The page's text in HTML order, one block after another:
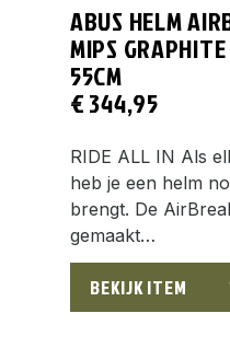
ABUS HELM
MIPS
55CM
€344,95
RIDE ALL IN Als
heb je een helm
brengt. De
gemaakt…
BEKIJK ITEM